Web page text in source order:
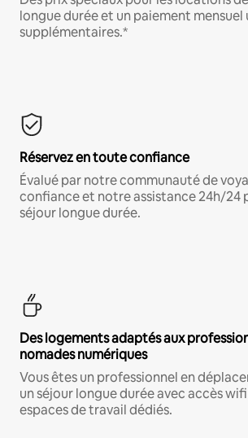
longue durée et un paiement mensuel
supplémentaires.*
Réservez en toute confiance
Évalué par notre communauté de
confiance et notre assistance 24h/24
séjour longue durée.
Des logements adaptés aux
nomades numériques
Vous êtes un professionnel en
un séjour longue durée avec accès
espaces de travail dédiés.